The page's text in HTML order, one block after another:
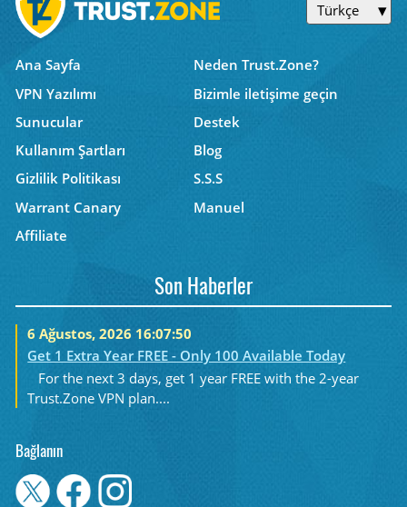
Türkçe
Ana Sayfa
Neden Trust.Zone?
VPN Yazılımı
Bizimle iletişime geçin
Sunucular
Destek
Kullanım Şartları
Blog
Gizlilik Politikası
S.S.S
Warrant Canary
Manuel
Affiliate
Son Haberler
6 Ağustos, 2026 16:07:50
Get 1 Extra Year FREE - Only 100 Available Today
For the next 3 days, get 1 year FREE with the 2-year
Trust.Zone VPN plan....
Bağlanın